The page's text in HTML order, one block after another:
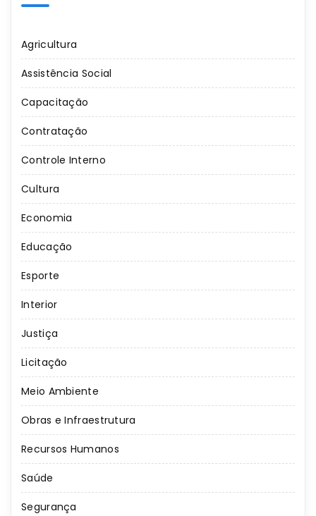
Agricultura
Assistência Social
Capacitação
Contratação
Controle Interno
Cultura
Economia
Educação
Esporte
Interior
Justiça
Licitação
Meio Ambiente
Obras e Infraestrutura
Recursos Humanos
Saúde
Segurança